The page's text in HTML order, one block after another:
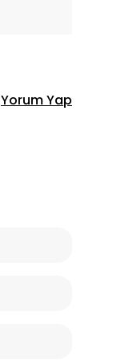
Yorum Yap